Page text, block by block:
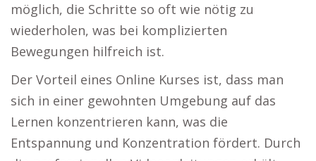
möglich, die Schritte so oft wie nötig zu
wiederholen, was bei komplizierten
Bewegungen hilfreich ist.
Der Vorteil eines Online Kurses ist, dass man
sich in einer gewohnten Umgebung auf das
Lernen konzentrieren kann, was die
Entspannung und Konzentration fördert. Durch